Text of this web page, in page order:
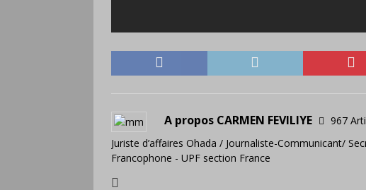
A propos CARMEN FEVILIYE
967
Juriste d’affaires Ohada / Journaliste-Communicant/
Francophone - UPF section France